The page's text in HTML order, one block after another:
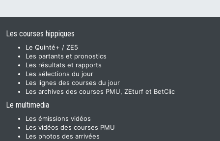
Les courses hippiques
Le Quinté+ / ZE5
Les partants et pronostics
Les résultats et rapports
Les sélections du jour
Les lignes des courses du jour
Les archives des courses PMU, ZEturf et BetClic
Le multimedia
Les émissions vidéos
Les vidéos des courses PMU
Les photos des arrivées